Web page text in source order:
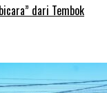
dari Tembok